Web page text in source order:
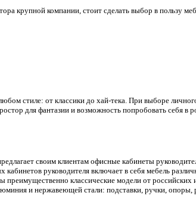
крупной компании, стоит сделать выбор в пользу
стиле: от классики до хай-тека. При выборе
для фантазии и возможность попробовать себя
своим клиентам офисные кабинеты
руководителя включает в себя мебель
классические модели от российских
и нержавеющей стали: подставки, ручки, опоры,